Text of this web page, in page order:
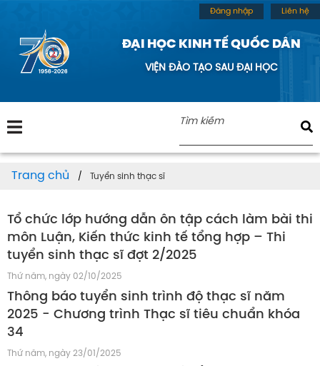
ĐẠI HỌC KINH TẾ QUỐC DÂN
VIỆN ĐÀO TẠO SAU ĐẠI HỌC
Đăng nhập Liên hệ
Trang chủ Tuyển sinh thạc sĩ
Tổ chức lớp hướng dẫn ôn tập cách làm bài thi
môn Luận, Kiến thức kinh tế tổng hợp – Thi
tuyển sinh thạc sĩ đợt 2/2025
Thứ năm, ngày 02/10/2025
Thông báo tuyển sinh trình độ thạc sĩ năm
2025 - Chương trình Thạc sĩ tiêu chuẩn khóa
34
Thứ năm, ngày 23/01/2025